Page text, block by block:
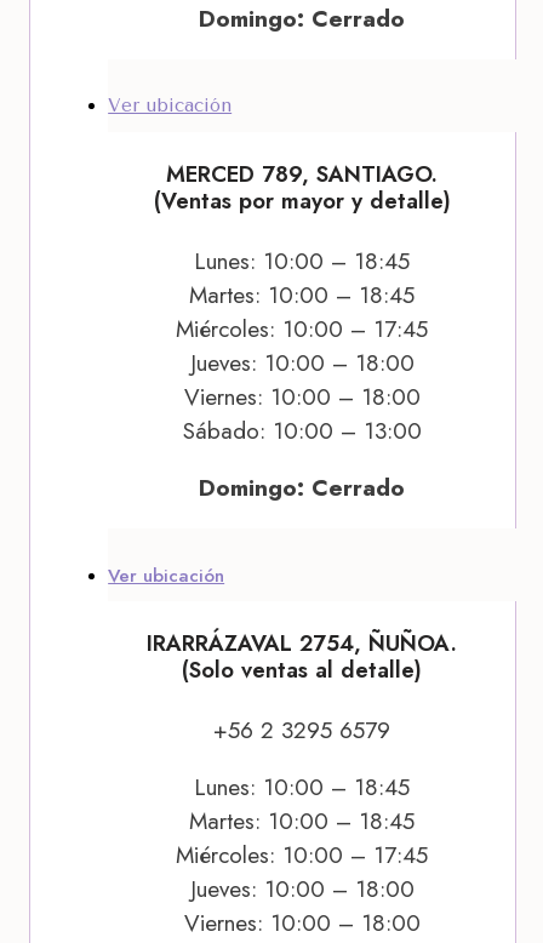
Domingo: Cerrado
Ver ubicación
MERCED 789, SANTIAGO.
(Ventas por mayor y detalle)
Lunes: 10:00 – 18:45
Martes: 10:00 – 18:45
Miércoles: 10:00 – 17:45
Jueves: 10:00 – 18:00
Viernes: 10:00 – 18:00
Sábado: 10:00 – 13:00
Domingo: Cerrado
Ver ubicación
IRARRÁZAVAL 2754, ÑUÑOA.
(Solo ventas al detalle)
+56 2 3295 6579
Lunes: 10:00 – 18:45
Martes: 10:00 – 18:45
Miércoles: 10:00 – 17:45
Jueves: 10:00 – 18:00
Viernes: 10:00 – 18:00